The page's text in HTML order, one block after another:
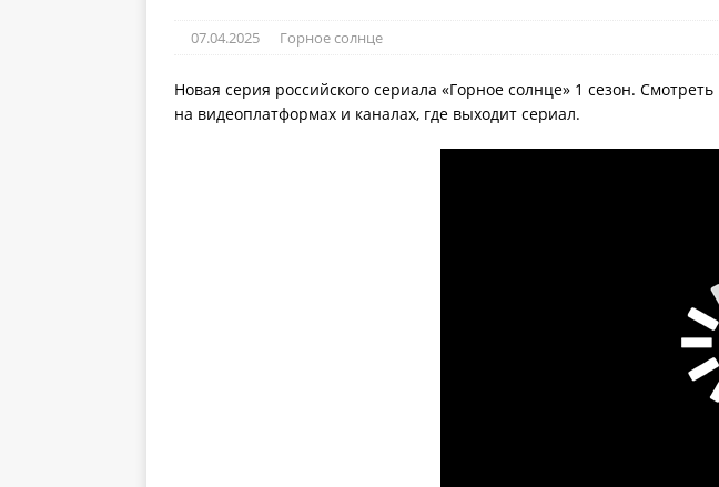
07.04.2025 Горное солнце
Новая серия российского сериала «Горное солнце» 1 сезон.
на видеоплатформах и каналах, где выходит сериал.